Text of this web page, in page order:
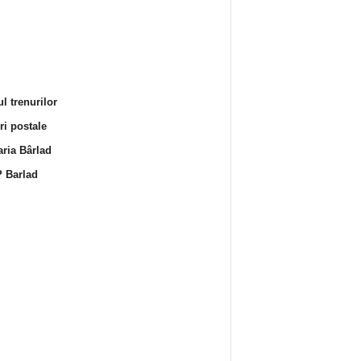
trenurilor
postale
Bârlad
Barlad